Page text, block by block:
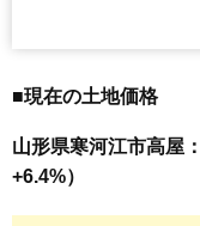
■現在の土地価格
山形県寒河江市高屋
+6.4%）